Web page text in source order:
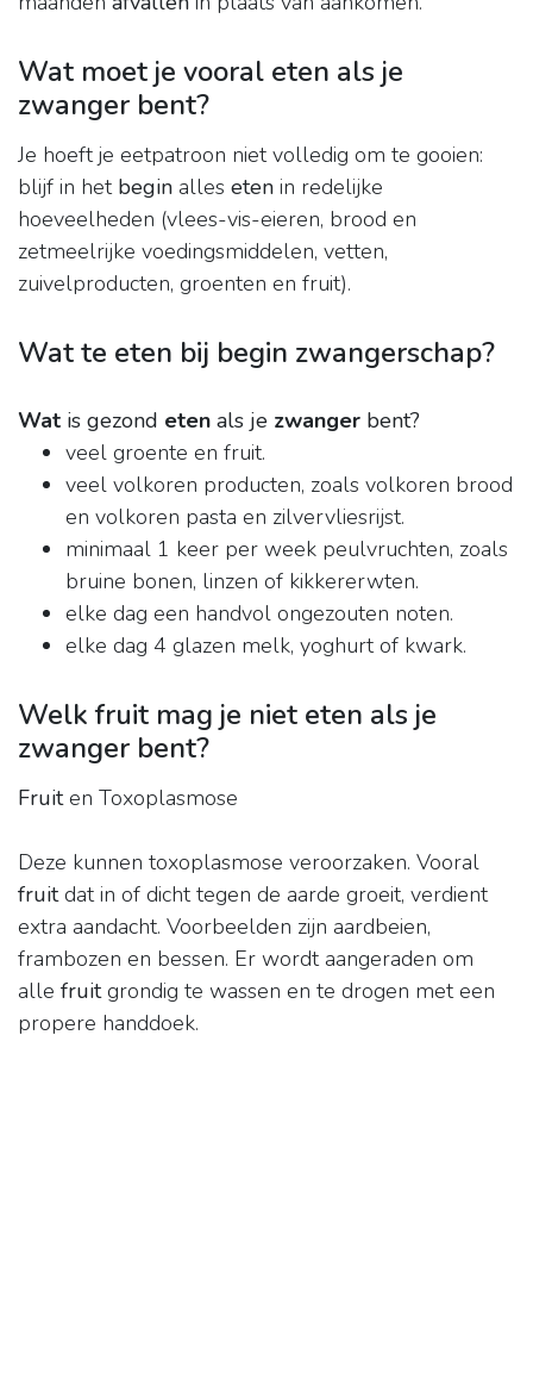
Wat moet je vooral eten als je
zwanger bent?
Je hoeft je eetpatroon niet volledig om te gooien:
blijf in het begin alles eten in redelijke
hoeveelheden (vlees-vis-eieren, brood en
zetmeelrijke voedingsmiddelen, vetten,
zuivelproducten, groenten en fruit).
Wat te eten bij begin zwangerschap?
Wat is gezond eten als je zwanger bent?
veel groente en fruit.
veel volkoren producten, zoals volkoren brood
en volkoren pasta en zilvervliesrijst.
minimaal 1 keer per week peulvruchten, zoals
bruine bonen, linzen of kikkererwten.
elke dag een handvol ongezouten noten.
elke dag 4 glazen melk, yoghurt of kwark.
Welk fruit mag je niet eten als je
zwanger bent?
Fruiten Toxoplasmose
Deze kunnen toxoplasmose veroorzaken. Vooral
fruitdat in of dicht tegen de aarde groeit, verdient
extra aandacht. Voorbeelden zijn aardbeien,
frambozen en bessen. Er wordt aangeraden om
alle fruitgrondig te wassen en te drogen met een
propere handdoek.